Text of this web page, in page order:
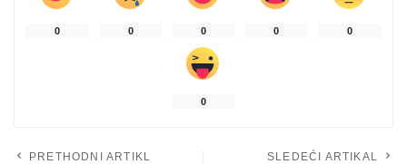
0 0 0 0 0
0
PRETHODNI ARTIKL SLEDEĆI ARTIKAL